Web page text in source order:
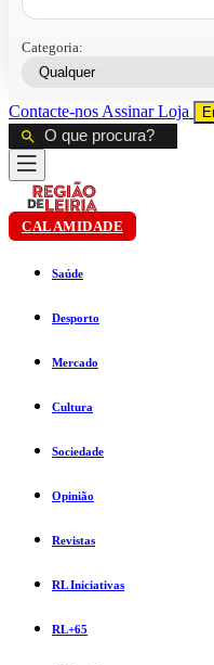
Categoria:
Contacte-nos AssinarLoja
CALAMIDADE
Saúde
Desporto
Mercado
Cultura
Sociedade
Opinião
Revistas
RL Iniciativas
RL+65